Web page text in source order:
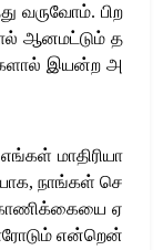
வருவோம்.பிற
ஆனமட்டும் த
இயன்ற அ
எங்கள் மாதிரியா
, நாங்கள் செ
ஏ
என்றென்